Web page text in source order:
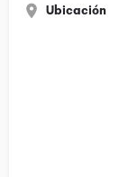
Ubicación